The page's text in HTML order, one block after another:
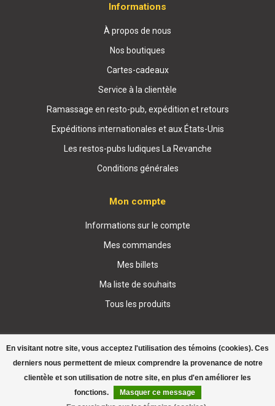
En visitant notre site, vous acceptez l'utilisation des témoins (cookies). Ces
derniers nous permettent de mieux comprendre la provenance de notre
clientèle et son utilisation de notre site, en plus d'en améliorer les
fonctions.
Masquer ce message
Informations
À propos de nous
Nos boutiques
Cartes-cadeaux
Service à la clientèle
Ramassage en resto-pub, expédition et retours
Expéditions internationales et aux États-Unis
Les restos-pubs ludiques La Revanche
Conditions générales
Mon compte
Informations sur le compte
Mes commandes
Mes billets
Ma liste de souhaits
Tous les produits
© Copyright 2026 Boutique La Revanche